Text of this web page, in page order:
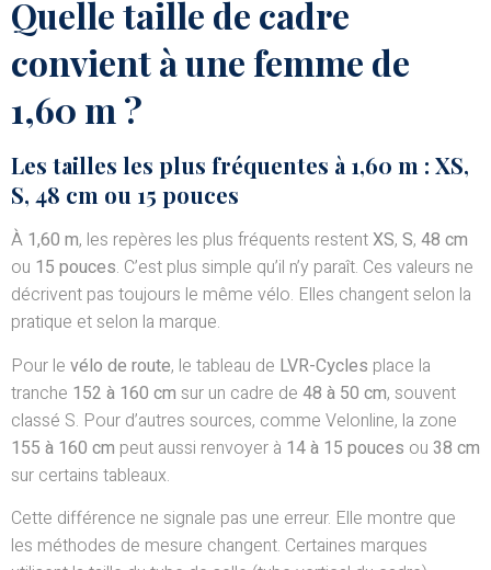
Quelle taille de cadre
convient à une femme de
1,60 m ?
Les tailles les plus fréquentes à 1,60 m : XS,
S, 48 cm ou 15 pouces
À 1,60 m, les repères les plus fréquents restentXS, S, 48 cm
ou 15 pouces. C’est plus simple qu’il n’y paraît. Ces valeurs ne
décrivent pas toujours le même vélo. Elles changent selon la
pratique et selon la marque.
Pour le vélo de route, le tableau de LVR-Cycles place la
tranche 152 à 160 cm sur un cadre de 48 à 50 cm, souvent
classé S. Pour d’autres sources, comme Velonline, la zone
155 à 160 cm peut aussi renvoyer à 14 à 15 pouces ou 38 cm
sur certains tableaux.
Cette différence ne signale pas une erreur. Elle montre que
les méthodes de mesure changent. Certaines marques